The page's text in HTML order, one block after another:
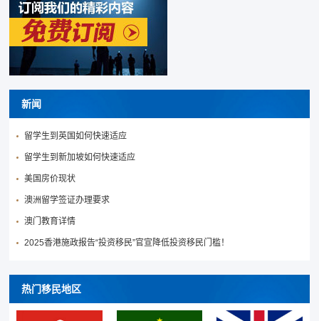
新闻
留学生到英国如何快速适应
留学生到新加坡如何快速适应
美国房价现状
澳洲留学签证办理要求
澳门教育详情
2025香港施政报告“投资移民”官宣降低投资移民门槛！
热门移民地区